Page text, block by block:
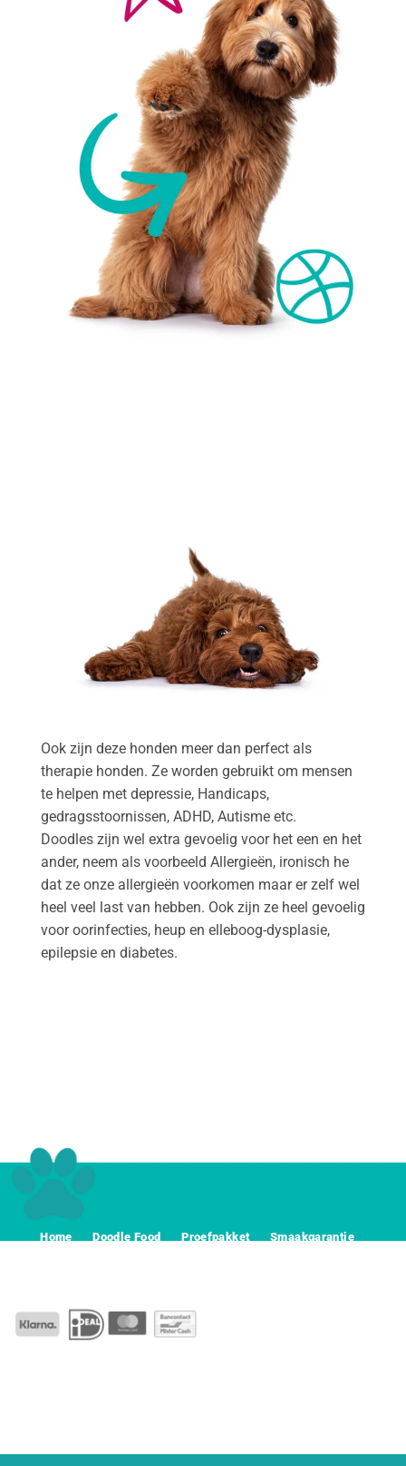
Ook zijn deze honden meer dan perfect als
therapie honden. Ze worden gebruikt om mensen
te helpen met depressie, Handicaps,
gedragsstoornissen, ADHD, Autisme etc.
Doodles zijn wel extra gevoelig voor het een en het
ander, neem als voorbeeld Allergieën, ironisch he
dat ze onze allergieën voorkomen maar er zelf wel
heel veel last van hebben. Ook zijn ze heel gevoelig
voor oorinfecties, heup en elleboog-dysplasie,
epilepsie en diabetes.
Home Doodle Food Proefpakket Smaakgarantie